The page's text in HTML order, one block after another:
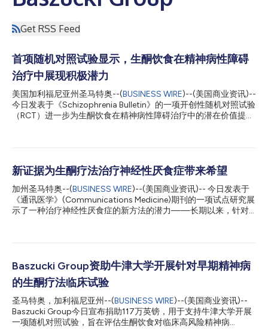
Get RSS Feed
首项随机对照试验显示，生酮饮食在精神病性障碍
治疗中展现积极潜力
美国加利福尼亚州圣马特奥--(BUSINESS WIRE)--(美国商业资讯)--
今日发表于《Schizophrenia Bulletin》的一项开创性随机对照试验
（RCT）进一步为生酮饮食在精神病性障碍治疗中的潜在价值提供
Mental Health（NIMH）部分资助。研究纳入了精神分裂症谱系障
开放标签研究阶段，与维持常规饮食的受试者相比，采用生酮饮食
月的单组生酮饮食延长期研究中，持续坚持生酮饮食的受试者在代
谢、精神症状及认知功能等多项评估指标上均取得了显著改善。
研究共纳入 58 名受试者，其中 47 名完成了为期一个月的随机对
长至四个月。研究结果显示，该干预方案具有较...
新证据为生酮疗法治疗神经性厌食症带来希望
加州圣马特奥--(BUSINESS WIRE)--(美国商业资讯)-- 今日发表于
《通讯医学》(Communications Medicine)期刊的一项试点研究展
示了一种治疗神经性厌食症的新方法的潜力——长期以来，针对
症患者而言，生酮营养干预（一种高脂肪、低碳水化合物、中等蛋
从率高，且在整个项目期间未观察到显著的体重下降。此外，进食
障碍症状得到显著改善：在研究结束时，近四分之三的研究完成者
达到了康复范围，不再符合神经性厌食症的诊断标准，且所有完成
者的抑郁评分均有所改善。 神经性厌食症是一种毁灭性的精神疾
病，其死亡率在所有精神疾病中名列前茅；在美国，每52分钟就有
一人因该疾病或其并发症而死亡。即使在成功恢复体重后，患者往
往仍会遭受持续的心理症状困扰——包括对身体不满、对进食的
Baszucki Group资助牛津大学开展针对早期精神病
的生酮疗法临床试验
圣马特奥，加利福尼亚州--(BUSINESS WIRE)--(美国商业资讯)--
Baszucki Group今日宣布捐助117万英镑，用于支持牛津大学开展
一项随机对照试验，旨在评估生酮饮食对临床高风险精神病